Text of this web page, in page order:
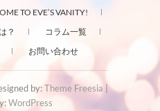
TO EVE’S VANITY!
？
コラム一覧
お問い合わせ
by:Theme Freesia
WordPress